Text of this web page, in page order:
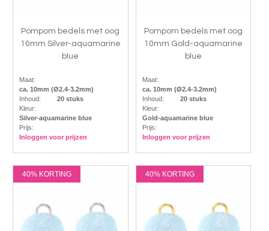
Pompom bedels met oog
10mm Silver-aquamarine
blue
Maat:
ca. 10mm (Ø2.4-3.2mm)
Inhoud:
20 stuks
Kleur:
Silver-aquamarine blue
Prijs:
Inloggen voor prijzen
Pompom bedels met oog
10mm Gold-aquamarine
blue
Maat:
ca. 10mm (Ø2.4-3.2mm)
Inhoud:
20 stuks
Kleur:
Gold-aquamarine blue
Prijs:
Inloggen voor prijzen
40% KORTING 40% KORTING